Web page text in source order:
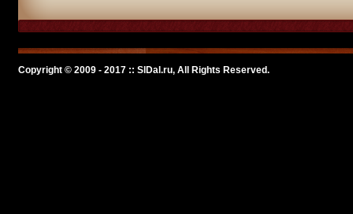
Copyright © 2009 - 2017 :: SlDal.ru, All Rights Reserved.